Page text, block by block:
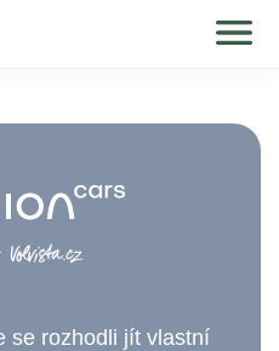
se rozhodli jít vlastní